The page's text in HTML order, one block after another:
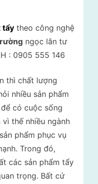
tẩy theo công nghệ
ngọc lân tư
: 0905 555 146
thì chất lượng
nhiều sản phẩm
có cuộc sống
thế nhiều ngành
phẩm phục vụ
Trong đó,
các sản phẩm tẩy
trọng. Bất cứ